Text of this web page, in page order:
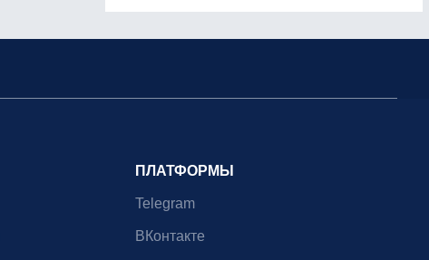
ПЛАТФОРМЫ
Telegram
ВКонтакте